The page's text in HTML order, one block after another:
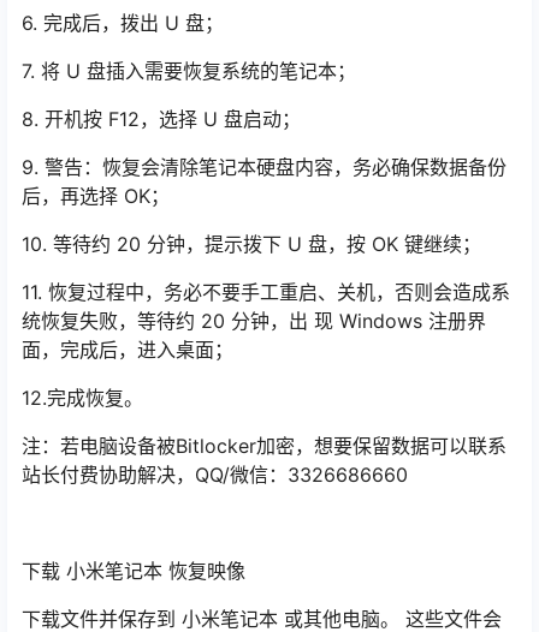
6. 完成后，拨出 U 盘；
7. 将 U 盘插入需要恢复系统的笔记本；
8. 开机按 F12，选择 U 盘启动；
9. 警告：恢复会清除笔记本硬盘内容，务必确保数据备份
后，再选择 OK；
10. 等待约 20 分钟，提示拨下 U 盘，按 OK 键继续；
11. 恢复过程中，务必不要手工重启、关机，否则会造成系
统恢复失败，等待约 20 分钟，出 现 Windows 注册界
面，完成后，进入桌面；
12.完成恢复。
注：若电脑设备被Bitlocker加密，想要保留数据可以联系
站长付费协助解决，QQ/微信：3326686660
下载 小米笔记本 恢复映像
下载文件并保存到 小米笔记本 或其他电脑。 这些文件会